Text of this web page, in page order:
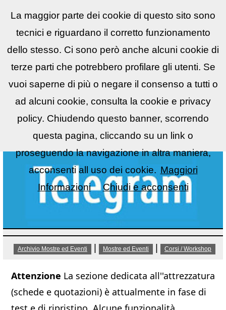
ReflexLIST▼
Archivio Mostre ed Eventi Mostre ed Eventi Corsi / Workshop
Attenzione La sezione dedicata all''attrezzatura
(schede e quotazioni) è attualmente in fase di
La maggior parte dei cookie di questo sito sono
tecnici e riguardano il corretto funzionamento
dello stesso. Ci sono però anche alcuni cookie di
terze parti che potrebbero profilare gli utenti. Se
vuoi saperne di più o negare il consenso a tutti o
ad alcuni cookie, consulta la cookie e privacy
policy. Chiudendo questo banner, scorrendo
questa pagina, cliccando su un link o
proseguendo la navigazione in altra maniera,
acconsenti all uso dei cookie. Maggiori
Informazioni
Chiudi e acconsenti